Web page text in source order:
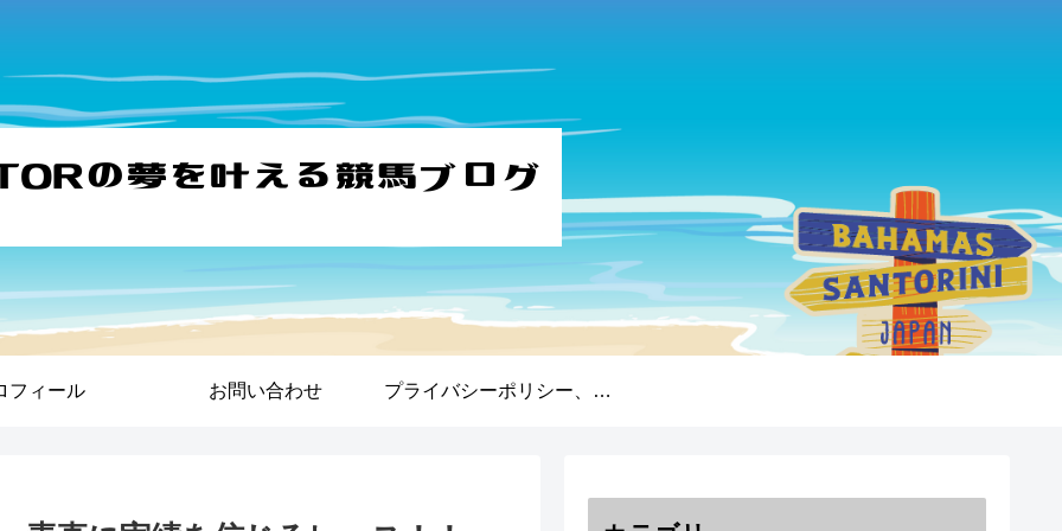
フィール お問い合わせ プライバシーポリシー、免責事項、著作権について